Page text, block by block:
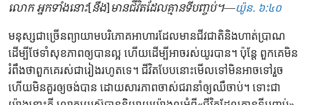
លោក អ្នក​ទាំង​នោះ​[​នឹង​]​មាន​ជីវិត​ដែល​គ្មាន​ទី​បញ្ចប់។—យ៉ូន. ៦:៤០
មនុស្ស​ជា​ច្រើន​ព្យាយាម​បរិភោគ​អាហារ​ដែល​មាន​ជីវជាតិ​និង​ហាត់​ប្រាណ​
ដើម្បី​ថែ​ទាំ​សុខភាព​ឲ្យ​បាន​ល្អ ហើយ​ដើម្បី​អាច​រស់​យូរ​បាន។ ប៉ុន្តែ ពួក​គេ​មិន​
រំពឹង​ថា​ពួក​គេ​រស់​ជា​រៀង​រហូត​ទេ។ ជីវិត​បែប​នោះ​មើល​ទៅ​មិន​អាច​ទៅ​រួច
ហើយ​មិន​គួរ​ឲ្យ​ចង់​បាន ដោយសារ​ភាព​ចាស់​ជរា​នាំ​ឲ្យ​ឈឺ​ចាប់។ ទោះ​ជា​